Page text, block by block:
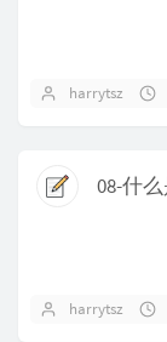
harrytsz
harrytsz